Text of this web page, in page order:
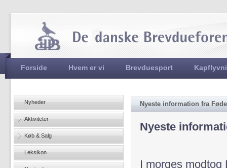
Hovedmenu
Forside Hvem er vi Brevduesport
Nyeste information fra
Nyeste
I morges
Nyheder
Aktiviteter
Køb & Salg
Leksikon